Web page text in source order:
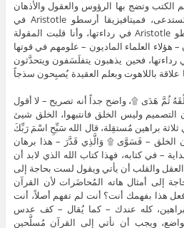
الكتب وتضج بها الرؤوس والعقول والأذهان
لكثيرة ما يُلَح عليها وتُقتبَس وتُستدعى، فميتافيزيقا أرسطو Aristotle في
جودتها لا يُعادِلها إلا فيزياء أرسطو Aristotle في رداءتها، وأنا قلبت المقولة
هؤلاء العلماء الماديون – علومهم في قوتها
رداءتها، فحين يذهبون يتفلَسَفون ويتحدَّثون
باللاهوت وبعلم العقيدة يُصبِحون سذجاً
ثُمَّ هَدَى ۩، واضح جداً أنه تصريح – لا أقول
التصميم وليس الخلق فانتبهوا، الخلق شيئ
براهين مُستقِلة، قال الله سَبِّحِ اسْمَ رَبِّكَ
الخلق – فَسَوَّى ۩ وَالَّذِي قَدَّرَ – هذا برهان
– في كتابه، فهذا كتاب الله الذي لابد أن
العقل والقلب أن يأتي ويقول لست بحاجة إلى
إلى أمثال هاته المُحاضَرات لأن القرآن
هذا بفهمك أنت؟ أنت لم تفهم أصلاً، أنت
كله عندك – كما يُقال – كف عدس
ويجب أن نأتي إلى القرآن مُسلَّحين